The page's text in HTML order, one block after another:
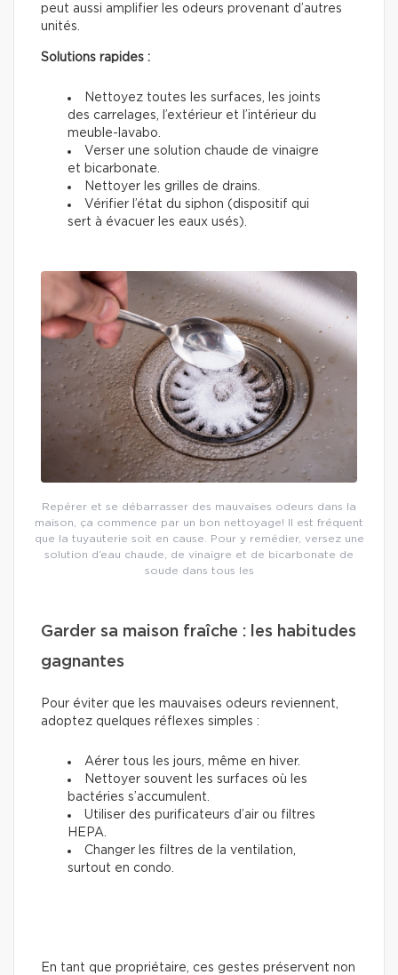
peut aussi amplifier les odeurs provenant d’autres
unités.
Solutions rapides :
Nettoyez toutes les surfaces, les joints
des carrelages, l’extérieur et l’intérieur du
meuble-lavabo.
Verser une solution chaude de vinaigre
et bicarbonate.
Nettoyer les grilles de drains.
Vérifier l’état du siphon (dispositif qui
sert à évacuer les eaux usés).
Repérer et se débarrasser des mauvaises odeurs dans la
maison, ça commence par un bon nettoyage! Il est fréquent
que la tuyauterie soit en cause. Pour y remédier, versez une
solution d’eau chaude, de vinaigre et de bicarbonate de
soude dans tous les
Garder sa maison fraîche : les habitudes
gagnantes
Pour éviter que les mauvaises odeurs reviennent,
adoptez quelques réflexes simples :
Aérer tous les jours, même en hiver.
Nettoyer souvent les surfaces où les
bactéries s’accumulent.
Utiliser des purificateurs d’air ou filtres
HEPA.
Changer les filtres de la ventilation,
surtout en condo.
En tant que propriétaire, ces gestes préservent non